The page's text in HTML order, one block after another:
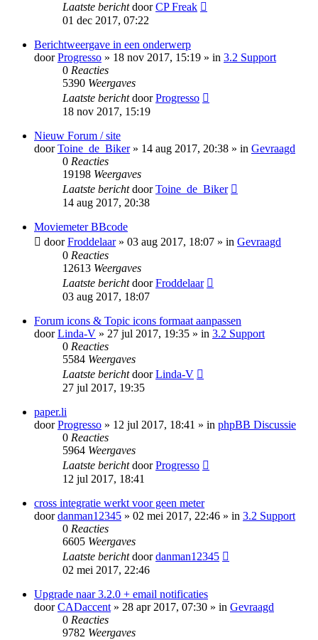
Laatste berichtdoorCP Freak
01 dec 2017, 07:22
Berichtweergave in een onderwerp
doorProgresso » 18 nov 2017, 15:19 » in 3.2 Support
0 Reacties
5390 Weergaves
Laatste berichtdoorProgresso
18 nov 2017, 15:19
Nieuw Forum / site
doorToine_de_Biker» 14 aug 2017, 20:38 » in Gevraagd
0 Reacties
19198 Weergaves
Laatste berichtdoorToine_de_Biker
14 aug 2017, 20:38
Moviemeter BBcode
doorFroddelaar» 03 aug 2017, 18:07 » in Gevraagd
0 Reacties
12613 Weergaves
Laatste berichtdoorFroddelaar
03 aug 2017, 18:07
Forum icons & Topic icons formaat aanpassen
doorLinda-V » 27 jul 2017, 19:35 » in 3.2 Support
0 Reacties
5584 Weergaves
Laatste berichtdoorLinda-V
27 jul 2017, 19:35
paper.li
doorProgresso » 12 jul 2017, 18:41 » in phpBB Discussie
0 Reacties
5964 Weergaves
Laatste berichtdoorProgresso
12 jul 2017, 18:41
cross integratie werkt voor geen meter
doordanman12345 » 02 mei 2017, 22:46 » in 3.2 Support
0 Reacties
6605 Weergaves
Laatste berichtdoordanman12345
02 mei 2017, 22:46
Upgrade naar 3.2.0 + email notificaties
doorCADaccent» 28 apr 2017, 07:30 » in Gevraagd
0 Reacties
9782 Weergaves